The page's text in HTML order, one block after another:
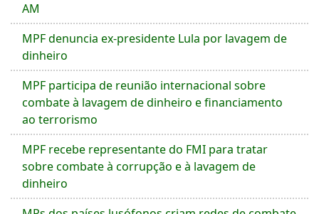
AM
MPF denuncia ex-presidente Lula por lavagem de
dinheiro
MPF participa de reunião internacional sobre
combate à lavagem de dinheiro e financiamento
ao terrorismo
MPF recebe representante do FMI para tratar
sobre combate à corrupção e à lavagem de
dinheiro